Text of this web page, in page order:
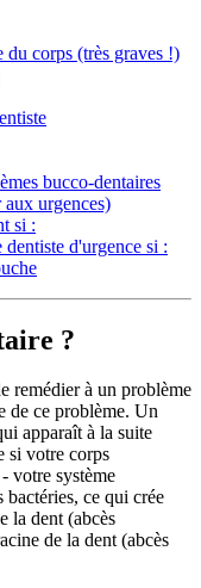
du corps (très graves !)
bucco-dentaires
urgences)
si :
d'urgence si :
?
remédier à un problème
de ce problème. Un
apparaît à la suite
si votre corps
votre système
ce qui crée
la dent (abcès
de la dent (abcès